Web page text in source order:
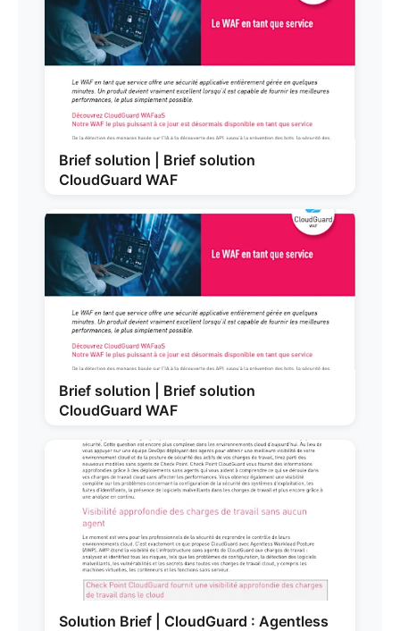
Brief solution | Brief solution
CloudGuard WAF
Brief solution | Brief solution
CloudGuard WAF
Solution Brief | CloudGuard : Agentless